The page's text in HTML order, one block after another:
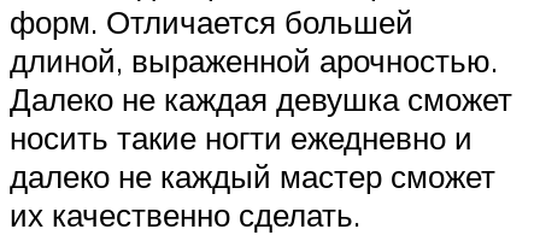
форм. Отличается большей
длиной, выраженной арочностью.
Далеко не каждая девушка сможет
носить такие ногти ежедневно и
далеко не каждый мастер сможет
их качественно сделать.